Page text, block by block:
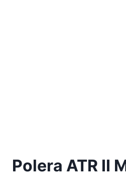
Polera ATR II